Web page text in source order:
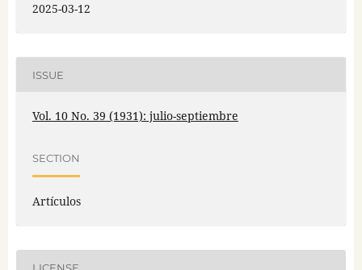
2025-03-12
ISSUE
Vol. 10 No. 39 (1931): julio-septiembre
SECTION
Artículos
LICENSE